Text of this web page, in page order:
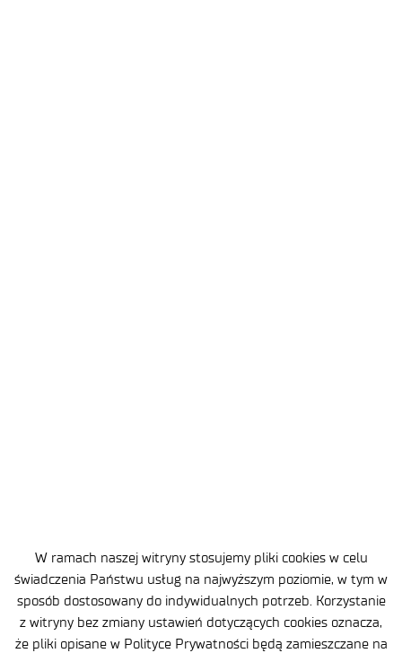
W ramach naszej witryny stosujemy pliki cookies w celu
świadczenia Państwu usług na najwyższym poziomie, w tym w
sposób dostosowany do indywidualnych potrzeb. Korzystanie
z witryny bez zmiany ustawień dotyczących cookies oznacza,
że pliki opisane w Polityce Prywatności będą zamieszczane na
CRW-13 Digital Radio Altimeter (PDF)